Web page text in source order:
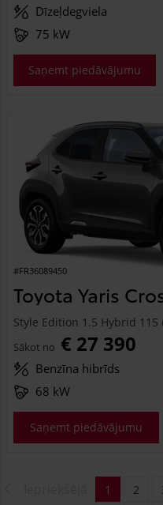
Dīzeļdegviela
75 kW
Saņemt piedāvājumu
#FR36089450
Toyota Yaris
Style Edition 1.5 Hybrid 115
Sākot no € 27 390
Benzīna hibrīds
68 kW
Saņemt piedāvājumu
1 2